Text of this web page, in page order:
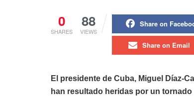
0
SHARES
88
VIEWS
Share on
Share on Email
El presidente de Cuba, Miguel Díaz-
han resultado heridas por un